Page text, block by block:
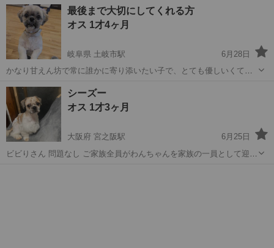
最後まで大切にしてくれる方
オス 1才4ヶ月
岐阜県 土岐市駅
6月28日
かなり甘えん坊で常に誰かに寄り添いたい子で、とても優しいくてい
トリミングしてます。トリミングしないと目ヤニや涙が出たりすると
毛が固まり目や鼻に刺さったり...
岐阜 土岐市 土岐市駅
シーズー
オス 1才3ヶ月
大阪府 宮之阪駅
6月25日
ビビりさん 問題なし ご家族全員がわんちゃんを家族の一員として迎え